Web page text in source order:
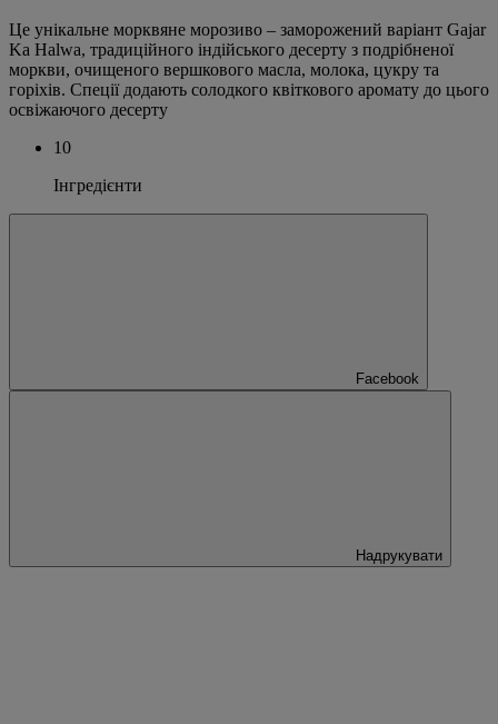
Це унікальне морквяне морозиво – заморожений варіант Gajar
Ka Halwa, традиційного індійського десерту з подрібненої
моркви, очищеного вершкового масла, молока, цукру та
горіхів. Спеції додають солодкого квіткового аромату до цього
освіжаючого десерту
10
Інгредієнти
Facebook
Надрукувати